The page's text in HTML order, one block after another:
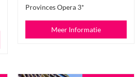
Provinces Opera 3*
Meer Informatie